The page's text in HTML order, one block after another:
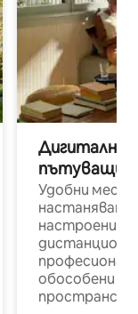
Дигитални
пътуващи
Удобни
настаняване
настроени и
обособени